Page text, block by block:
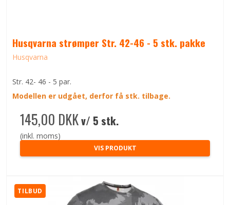
Husqvarna strømper Str. 42-46 - 5 stk. pakke
Husqvarna
Str. 42- 46 - 5 par.
Modellen er udgået, derfor få stk. tilbage.
145,00 DKKv/ 5 stk.
(inkl. moms)
VIS PRODUKT
TILBUD